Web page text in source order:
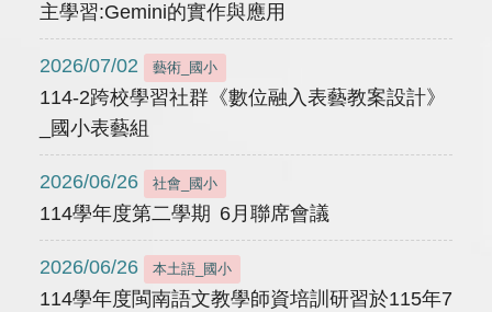
主學習:Gemini的實作與應用
2026/07/02 藝術_國小
114-2跨校學習社群《數位融入表藝教案設計》
_國小表藝組
2026/06/26 社會_國小
114學年度第二學期 6月聯席會議
2026/06/26 本土語_國小
114學年度閩南語文教學師資培訓研習於115年7